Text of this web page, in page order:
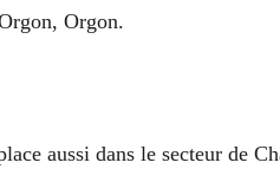
Orgon.
aussi dans le secteur de